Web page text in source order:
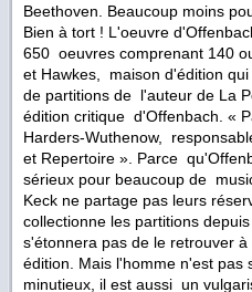
Beethoven. Beaucoup moins
Bien à tort ! L'oeuvre
650 oeuvres comprenant 140
et Hawkes, maison d'édition
de partitions de l'auteur de La
édition critique d'Offenbach. «
Harders-Wuthenow,
et Repertoire ». Parce
sérieux pour beaucoup de
Keck ne partage pas leurs
collectionne les partitions
s'étonnera pas de le retrouver
édition. Mais l'homme n'est pas
minutieux, il est aussi un